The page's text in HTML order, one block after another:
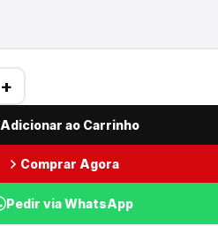
+
Adicionar ao Carrinho
Comprar Agora
Pedir via WhatsApp